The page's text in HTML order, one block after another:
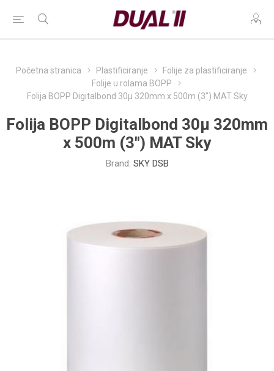
Početna stranica Plastificiranje
Folije za plastificiranje
Folije u rolama BOPP
Folija BOPP Digitalbond 30µ 320mm x 500m (3") MAT Sky
Folija BOPP Digitalbond 30µ 320mm
x 500m (3") MAT Sky
Brand: SKY DSB